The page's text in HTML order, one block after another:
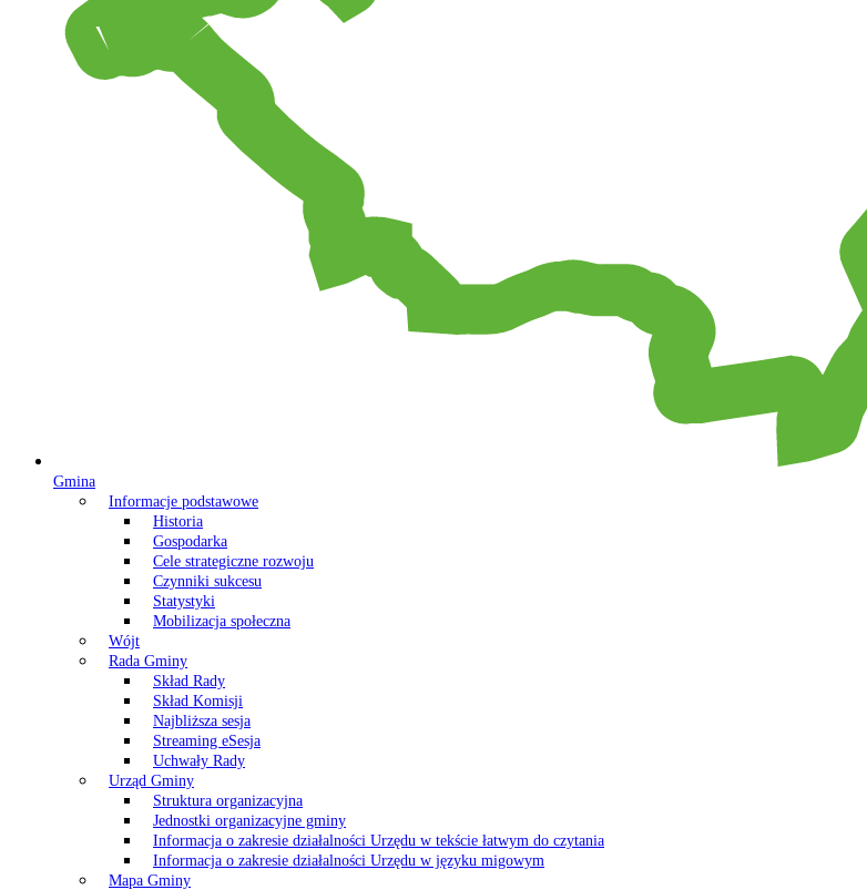
Gmina
Informacje podstawowe
Historia
Gospodarka
Cele strategiczne rozwoju
Czynniki sukcesu
Statystyki
Mobilizacja społeczna
Wójt
Rada Gminy
Skład Rady
Skład Komisji
Najbliższa sesja
Streaming eSesja
Uchwały Rady
Urząd Gminy
Struktura organizacyjna
Jednostki organizacyjne gminy
Informacja o zakresie działalności Urzędu w tekście łatwym do czytania
Informacja o zakresie działalności Urzędu w języku migowym
Mapa Gminy